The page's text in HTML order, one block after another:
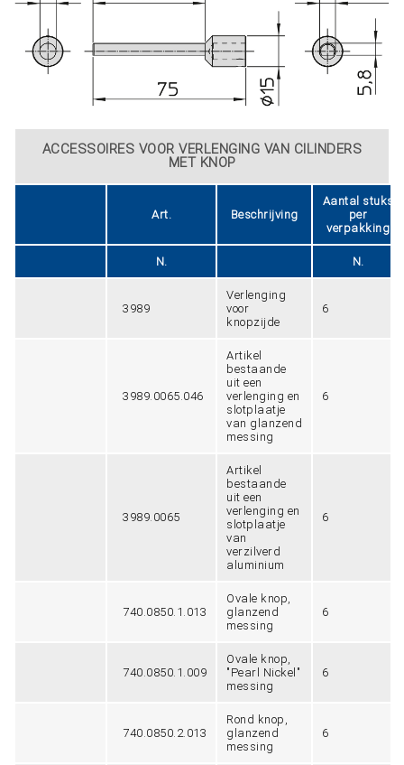
ACCESSOIRES VOOR VERLENGING VAN CILINDERS
MET KNOP
Art. Beschrijving
Aantal stuks
per
verpakking
N. N.
3989
Verlenging
voor
knopzijde
6
3989.0065.046
Artikel
bestaande
uit een
verlenging en
slotplaatje
van glanzend
messing
6
3989.0065
Artikel
bestaande
uit een
verlenging en
slotplaatje
van
verzilverd
aluminium
6
740.0850.1.013
Ovale knop,
glanzend
messing
6
740.0850.1.009
Ovale knop,
"Pearl Nickel"
messing
6
740.0850.2.013
Rond knop,
glanzend
messing
6